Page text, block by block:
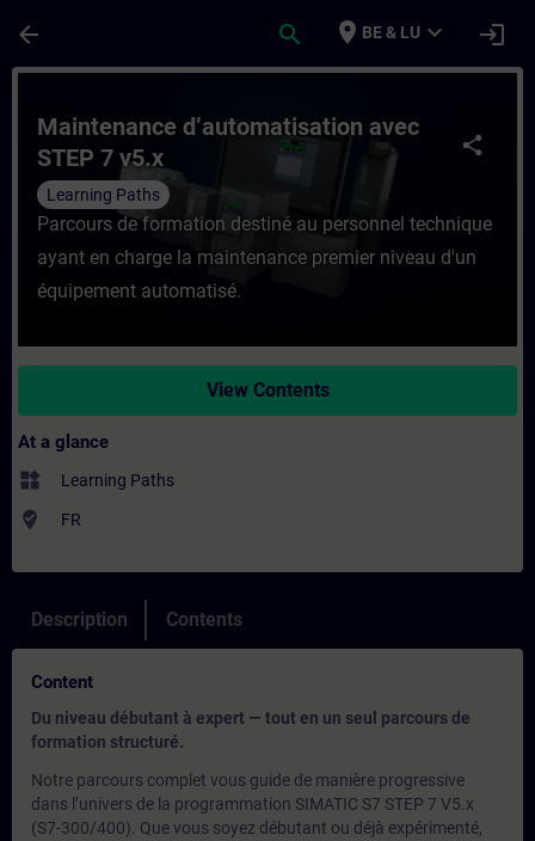
arrow_back search place BE & LU expand_more login
share
Maintenance d’automatisation avec
STEP 7 v5.x
Learning Paths
Parcours de formation destiné au personnel technique
ayant en charge la maintenance premier niveau d'un
équipement automatisé.
View Contents
At a glance
widgets Learning Paths
where_to_vote FR
Description Contents
Content
Du niveau débutant à expert — tout en un seul parcours de
formation structuré.
Notre parcours complet vous guide de manière progressive
dans l’univers de la programmation SIMATIC S7 STEP 7 V5.x
(S7-300/400). Que vous soyez débutant ou déjà expérimenté,